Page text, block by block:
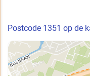
Postcode 1351 op de